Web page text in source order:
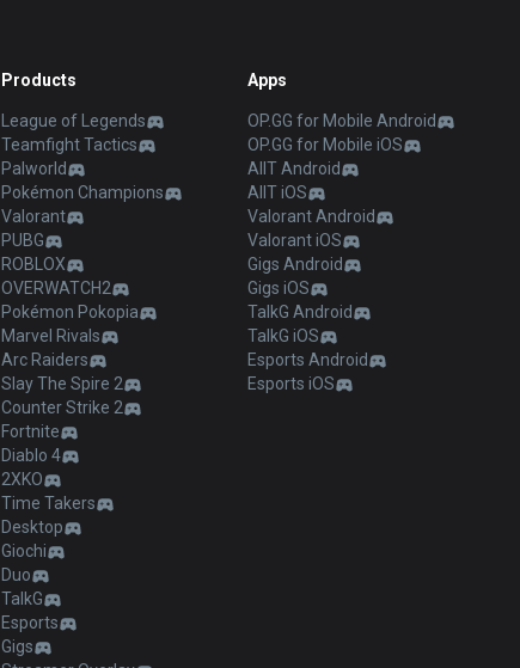
Products
League of Legends
Teamfight Tactics
Palworld
Pokémon Champions
Valorant
PUBG
ROBLOX
OVERWATCH2
Pokémon Pokopia
Marvel Rivals
Arc Raiders
Slay The Spire 2
Counter Strike 2
Fortnite
Diablo 4
2XKO
Time Takers
Desktop
Giochi
Duo
TalkG
Esports
Gigs
Apps
OP.GG for Mobile Android
OP.GG for Mobile iOS
AllT Android
AllT iOS
Valorant Android
Valorant iOS
Gigs Android
Gigs iOS
TalkG Android
TalkG iOS
Esports Android
Esports iOS